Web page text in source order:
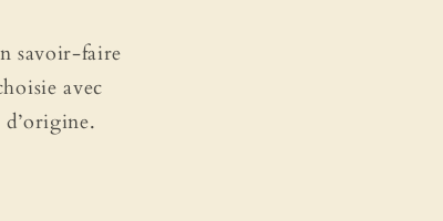
savoir-faire
avec